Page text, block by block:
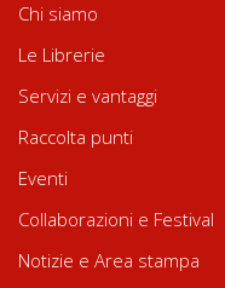
Chi siamo
Le Librerie
Servizi e vantaggi
Raccolta punti
Eventi
Collaborazioni e Festival
Notizie e Area stampa